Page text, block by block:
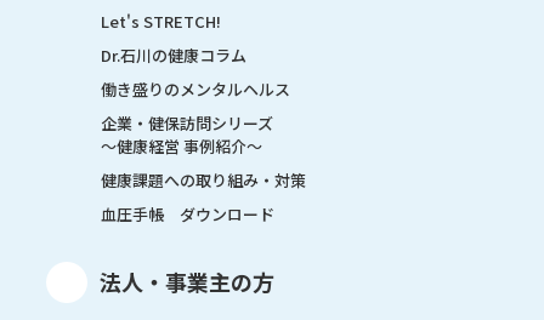
Let's STRETCH!
Dr.石川の健康コラム
働き盛りのメンタルヘルス
企業・健保訪問シリーズ
～健康経営 事例紹介～
健康課題への取り組み・対策
血圧手帳 ダウンロード
法人・事業主の方